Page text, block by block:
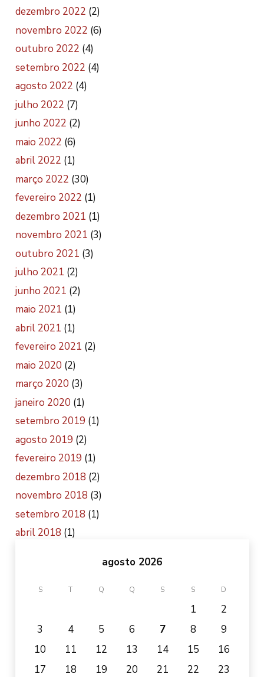
dezembro 2022 (2)
novembro 2022 (6)
outubro 2022 (4)
setembro 2022 (4)
agosto 2022 (4)
julho 2022 (7)
junho 2022 (2)
maio 2022 (6)
abril 2022 (1)
março 2022 (30)
fevereiro 2022 (1)
dezembro 2021 (1)
novembro 2021 (3)
outubro 2021 (3)
julho 2021 (2)
junho 2021 (2)
maio 2021 (1)
abril 2021 (1)
fevereiro 2021 (2)
maio 2020 (2)
março 2020 (3)
janeiro 2020 (1)
setembro 2019 (1)
agosto 2019 (2)
fevereiro 2019 (1)
dezembro 2018 (2)
novembro 2018 (3)
setembro 2018 (1)
abril 2018 (1)
agosto 2026
S T Q Q S S D
1
2
3
4 5 6 7 8
9
10
11 12 13 14 15
16
17
18 19 20 21 22
23